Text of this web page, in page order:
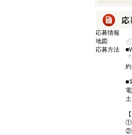
応募情報
地図
応募方法
■
①
②